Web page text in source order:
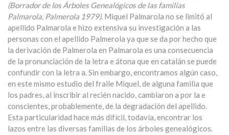
(Borrador de los Árboles Genealógicos de las familias
Palmarola, Palmerola 1979). Miquel Palmarola no se limitó al
apellido Palmarola e hizo extensiva su investigación a las
personas con el apellido Palmerola ya que se da por hecho que
la derivación de Palmerola en Palmarola es una consecuencia
de la pronunciación de la letra e átona que en catalán se puede
confundir con la letra a. Sin embargo, encontramos algún caso,
en este mismo estudio del fraile Miquel, de alguna familia que
los padres, al inscribir al recién nacido, cambiaron a por la e
conscientes, probablemente, de la degradación del apellido.
Esta particularidad hace más difícil, todavía, encontrar los
lazos entre las diversas familias de los árboles genealógicos.